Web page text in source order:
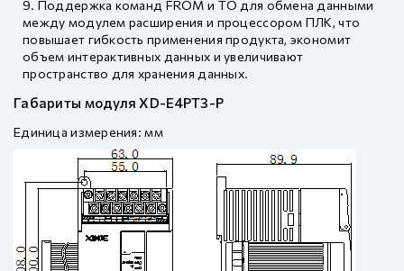
Поддержка команд FROM и TO для обмена данными
между модулем расширения и процессором ПЛК, что
повышает гибкость применения продукта, экономит
объем интерактивных данных и увеличивают
пространство для хранения данных.
Габариты модуля XD-E4PT3-P
Единица измерения: мм